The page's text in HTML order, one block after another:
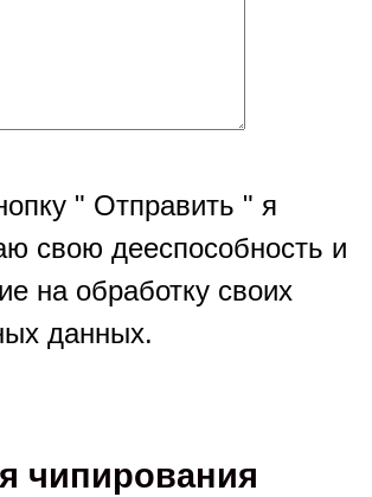
" Отправить " я
свою дееспособность и
на обработку своих
данных.
чипирования